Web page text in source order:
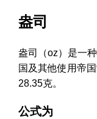
盎司
盎司（oz）是一
国及其他使用帝
28.35克。
公式为